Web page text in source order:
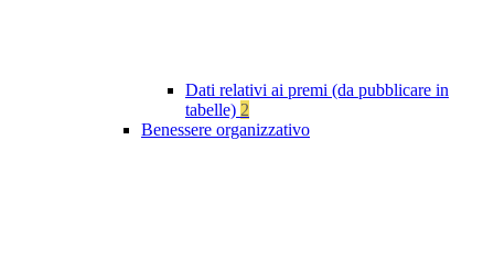
Dati relativi ai premi (da pubblicare in
tabelle) 2
Benessere organizzativo